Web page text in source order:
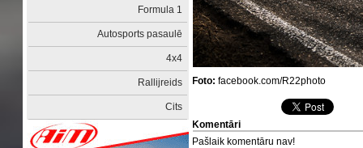
Formula 1
Autosports pasaulē
4x4
Rallijreids
Cits
Foto: facebook.com/R22photo
Komentāri
Pašlaik komentāru nav!